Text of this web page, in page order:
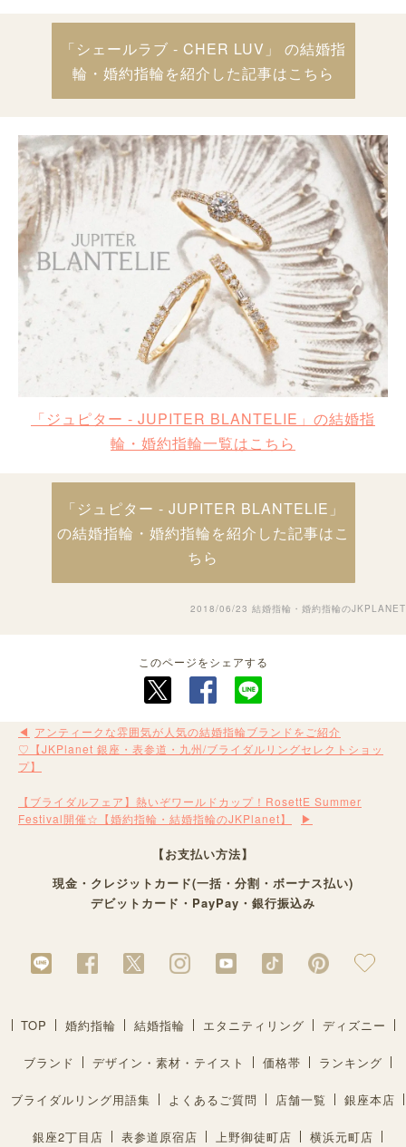
「シェールラブ - CHER LUV」 の結婚指
輪・婚約指輪を紹介した記事はこちら
「ジュピター - JUPITER BLANTELIE」の結婚指
輪・婚約指輪一覧はこちら
「ジュピター - JUPITER BLANTELIE」
の結婚指輪・婚約指輪を紹介した記事はこ
ちら
2018/06/23 結婚指輪・婚約指輪のJKPLANET
このページをシェアする
アンティークな雰囲気が人気の結婚指輪ブランドをご紹介
♡【JKPlanet 銀座・表参道・九州/ブライダルリングセレクトショッ
プ】
【ブライダルフェア】熱いぞワールドカップ！RosettE Summer
Festival開催☆【婚約指輪・結婚指輪のJKPlanet】
【お支払い方法】
現金・クレジットカード(一括・分割・ボーナス払い)
デビットカード・PayPay・銀行振込み
TOP 婚約指輪 結婚指輪 エタニティリング ディズニー
ブランド デザイン・素材・テイスト 価格帯 ランキング
ブライダルリング用語集 よくあるご質問 店舗一覧 銀座本店
銀座2丁目店 表参道原宿店 上野御徒町店 横浜元町店